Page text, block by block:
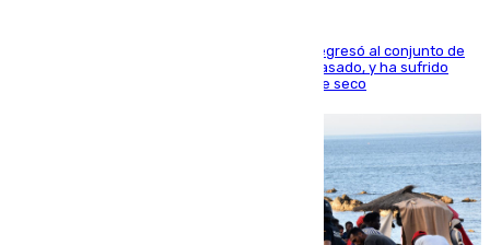
El centrocampista reconvertido en atacante regresó al conjunto de
la capital, después de salir obligado el curso pasado, y ha sufrido
una lesión que lo mantendrá un año en el dique seco